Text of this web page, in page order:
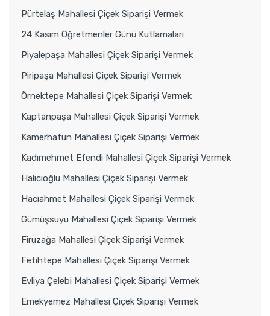
Pürtelaş Mahallesi Çiçek Siparişi Vermek
24 Kasım Öğretmenler Günü Kutlamaları
Piyalepaşa Mahallesi Çiçek Siparişi Vermek
Piripaşa Mahallesi Çiçek Siparişi Vermek
Örnektepe Mahallesi Çiçek Siparişi Vermek
Kaptanpaşa Mahallesi Çiçek Siparişi Vermek
Kamerhatun Mahallesi Çiçek Siparişi Vermek
Kadımehmet Efendi Mahallesi Çiçek Siparişi Vermek
Halıcıoğlu Mahallesi Çiçek Siparişi Vermek
Hacıahmet Mahallesi Çiçek Siparişi Vermek
Gümüşsuyu Mahallesi Çiçek Siparişi Vermek
Firuzağa Mahallesi Çiçek Siparişi Vermek
Fetihtepe Mahallesi Çiçek Siparişi Vermek
Evliya Çelebi Mahallesi Çiçek Siparişi Vermek
Emekyemez Mahallesi Çiçek Siparişi Vermek